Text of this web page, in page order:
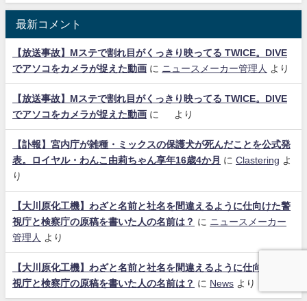
最新コメント
【放送事故】Mステで割れ目がくっきり映ってる TWICE。DIVE
でアソコをカメラが捉えた動画 に ニュースメーカー管理人 より
【放送事故】Mステで割れ目がくっきり映ってる TWICE。DIVE
でアソコをカメラが捉えた動画 に より
【訃報】宮内庁が雑種・ミックスの保護犬が死んだことを公式発
表。ロイヤル・わんこ由莉ちゃん享年16歳4か月
に Clastering よ
り
【大川原化工機】わざと名前と社名を間違えるように仕向けた警
視庁と検察庁の原稿を書いた人の名前は？ に
ニュースメーカー
管理人
より
【大川原化工機】わざと名前と社名を間違えるように仕向けた警
視庁と検察庁の原稿を書いた人の名前は？ に News より